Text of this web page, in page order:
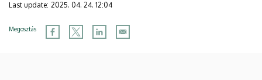
Last update: 2025. 04. 24. 12:04
Megosztás